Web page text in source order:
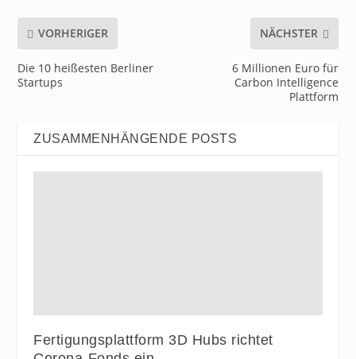
VORHERIGER
Die 10 heißesten Berliner
Startups
NÄCHSTER
6 Millionen Euro für
Carbon Intelligence
Plattform
ZUSAMMENHÄNGENDE POSTS
Fertigungsplattform 3D Hubs richtet